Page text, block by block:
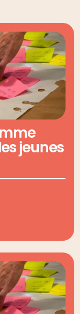
jeunes